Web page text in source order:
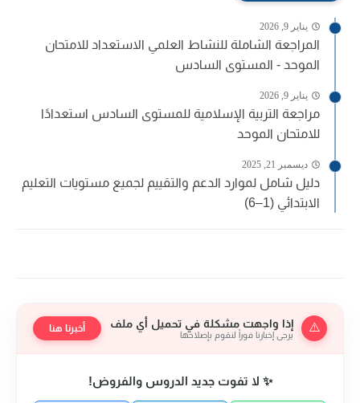
يناير 9, 2026
المراجعة الشاملة للنشاط العلمي الاستعداد للامتحان
الموحد - المستوى السادس
يناير 9, 2026
مراجعة التربية الإسلامية للمستوى السادس استعدادًا
للامتحان الموحد
ديسمبر 21, 2025
دليل شامل لموارد الدعم والتقييم لجميع مستويات التعليم
الابتدائي (1–6)
⚠️ إذا واجهت مشكلة في تحميل أي ملف
يرجى إخبارنا فوراً لنقوم بإصلاحها
أخبرنا هنا
✨ لا تفوت جديد الدروس والفروض!